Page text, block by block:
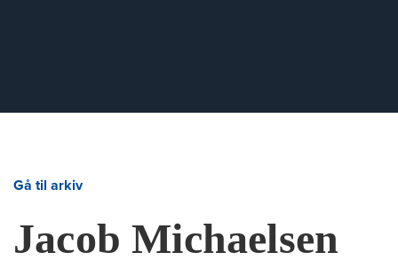
Gå til arkiv
Jacob Michaelsen